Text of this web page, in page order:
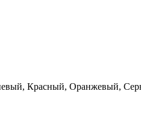
Красный, Оранжевый,